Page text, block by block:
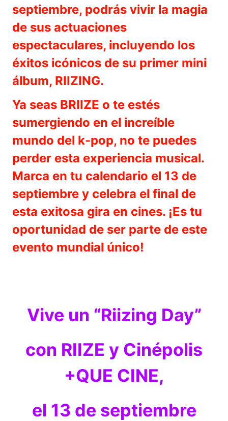
septiembre, podrás vivir la magia
de sus actuaciones
espectaculares, incluyendo los
éxitos icónicos de su primer mini
álbum, RIIZING.
Ya seas BRIIZE o te estés
sumergiendo en el increíble
mundo del k-pop, no te puedes
perder esta experiencia musical.
Marca en tu calendario el 13 de
septiembre y celebra el final de
esta exitosa gira en cines. ¡Es tu
oportunidad de ser parte de este
evento mundial único!
Vive un “Riizing Day”
con RIIZE y Cinépolis
+QUE CINE,
el 13 de septiembre